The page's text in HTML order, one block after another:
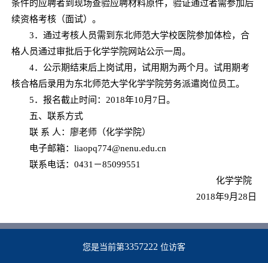
条件的应聘者到现场查验应聘材料原件，验证通过者需参加后
续资格考核（面试）。
3．通过考核人员需到东北师范大学校医院参加体检，合
格人员通过审批后于化学学院网站公示一周。
4．公示期结束后上岗试用，试用期为两个月。试用期考
核合格后录用为东北师范大学化学学院劳务派遣岗位员工。
5．报名截止时间：2018年10月7日。
五、联系方式
联 系 人：廖老师（化学学院）
电子邮箱：liaopq774@nenu.edu.cn
联系电话：0431－85099551
化学学院
2018年9月28日
您是当前第3357222 位访客